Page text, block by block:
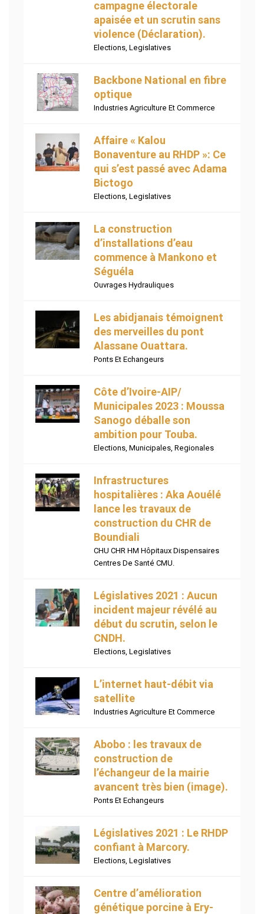
campagne électorale
apaisée et un scrutin sans
violence (Déclaration).
Elections Legislatives
Backbone National en fibre
optique
Industries Agriculture Et Commerce
Affaire « Kalou
Bonaventure au RHDP »: Ce
qui s’est passé avec Adama
Bictogo
Elections Legislatives
La construction
d’installations d’eau
commence à Mankono et
Séguéla
Ouvrages Hydrauliques
Les abidjanais témoignent
des merveilles du pont
Alassane Ouattara.
Ponts Et Echangeurs
Côte d’Ivoire-AIP/
Municipales 2023 : Moussa
Sanogo déballe son
ambition pour Touba.
Elections Municipales Regionales
Infrastructures
hospitalières : Aka Aouélé
lance les travaux de
construction du CHR de
Boundiali
CHU CHR HM Hôpitaux Dispensaires
Centres De Santé CMU.
Législatives 2021 : Aucun
incident majeur révélé au
début du scrutin, selon le
CNDH.
Elections Legislatives
L’internet haut-débit via
satellite
Industries Agriculture Et Commerce
Abobo : les travaux de
construction de
l’échangeur de la mairie
avancent très bien (image).
Ponts Et Echangeurs
Législatives 2021 : Le RHDP
confiant à Marcory.
Elections Legislatives
Centre d’amélioration
génétique porcine à Ery-